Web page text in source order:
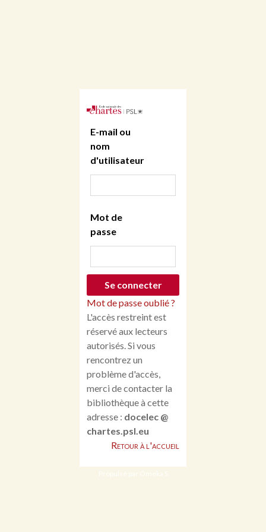
E-mail ou
nom
d'utilisateur
Mot de
passe
Mot de passe oublié ?
L'accès restreint est
réservé aux lecteurs
autorisés. Si vous
rencontrez un
problème d'accès,
merci de contacter la
bibliothèque à cette
adresse : docelec @
chartes.psl.eu
Retour à l'accueil
Propulsé par Omeka S